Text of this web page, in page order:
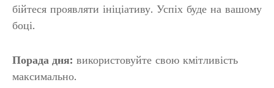
бійтеся проявляти ініціативу. Успіх буде на вашому
боці.
Порада дня: використовуйте свою кмітливість
максимально.